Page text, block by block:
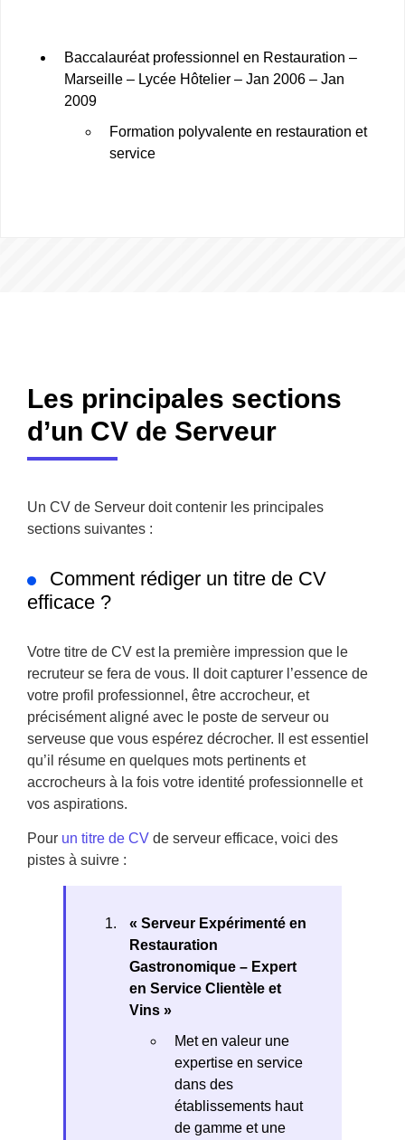
Baccalauréat professionnel en Restauration –
Marseille – Lycée Hôtelier – Jan 2006 – Jan
2009
Formation polyvalente en restauration et
service
Les principales sections
d’un CV de Serveur
Un CV de Serveur doit contenir les principales
sections suivantes :
Comment rédiger un titre de CV
efficace ?
Votre titre de CV est la première impression que le
recruteur se fera de vous. Il doit capturer l’essence de
votre profil professionnel, être accrocheur, et
précisément aligné avec le poste de serveur ou
serveuse que vous espérez décrocher. Il est essentiel
qu’il résume en quelques mots pertinents et
accrocheurs à la fois votre identité professionnelle et
vos aspirations.
Pour un titre de CV de serveur efficace, voici des
pistes à suivre :
« Serveur Expérimenté en
Restauration
Gastronomique – Expert
en Service Clientèle et
Vins »
Met en valeur une
expertise en service
dans des
établissements haut
de gamme et une